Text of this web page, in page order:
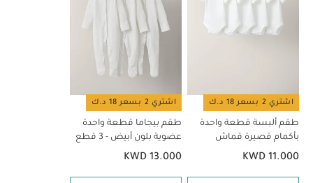
المبيضات
تجفيف على درجة حرارة منخفضة
حرارة منخفضة
ممنوع التنظيف الجاف
تغسل الألوان
الغسيل والكي على الجانب الآخر
طقم ألبسة قطعة واحدة بأكمام قصيرة قماش عضوي بلون أبيض
طقم بيجاما قطعة واحدة عضوية بلون أبيض - 3 قطع
اشتري 2 بسعر 18 د.ك
طقم ألبسة قطعة واحدة
بأكمام قصيرة قماش
عضوي بلون أبيض - 5 قطع
KWD 11.000
اشتري 2 بسعر 18 د.ك
طقم بيجاما قطعة واحدة
عضوية بلون أبيض - 3 قطع
KWD 13.000